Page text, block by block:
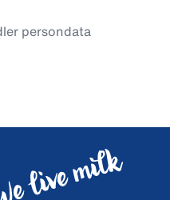
persondata